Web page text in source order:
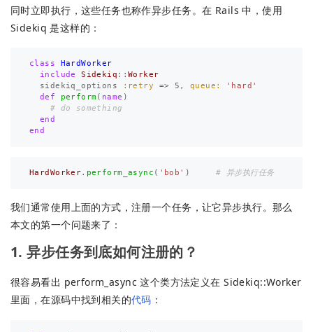
同时立即执行，这些任务也称作异步任务。在 Rails 中，使用
Sidekiq 是这样的：
class
HardWorker
include
Sidekiq ::Worker
sidekiq_options
:retry => 5 , queue:
'hard'
def
perform( name )
# do something
end
end
HardWorker. perform_async ( 'bob' ) # 异步执行任务
我们通常使用上面的方式，注册一个任务，让它异步执行。那么
本文的第一个问题来了：
1. 异步任务到底如何注册的？
很容易看出 perform_async 这个类方法定义在 Sidekiq::Worker
里面，在源码中找到相关的代码 ：